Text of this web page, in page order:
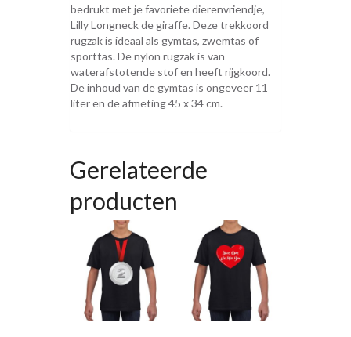
bedrukt met je favoriete dierenvriendje,
Lilly Longneck de giraffe. Deze trekkoord
rugzak is ideaal als gymtas, zwemtas of
sporttas. De nylon rugzak is van
waterafstotende stof en heeft rijgkoord.
De inhoud van de gymtas is ongeveer 11
liter en de afmeting 45 x 34 cm.
Gerelateerde
producten